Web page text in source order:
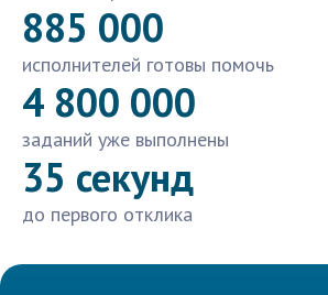
885 000
исполнителей готовы помочь
4 800 000
заданий уже выполнены
35 секунд
до первого отклика